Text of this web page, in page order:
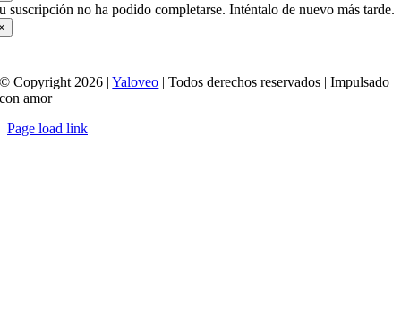
suscripción no ha podido completarse. Inténtalo de nuevo más tarde.
© Copyright 2026 |Yaloveo | Todos derechos reservados | Impulsado
con amor
Page load link